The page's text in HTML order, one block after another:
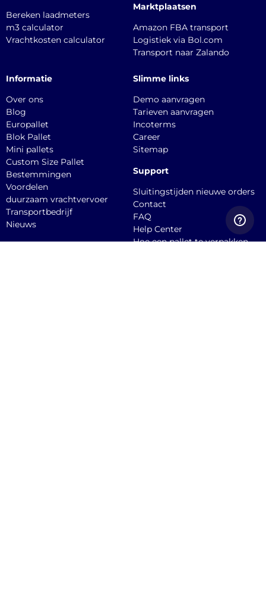
Bereken laadmeters
m3 calculator
Vrachtkosten calculator
Marktplaatsen
Amazon FBA transport
Logistiek via Bol.com
Transport naar Zalando
Informatie
Over ons
Blog
Europallet
Blok Pallet
Mini pallets
Custom Size Pallet
Bestemmingen
Voordelen
duurzaam vrachtvervoer
Transportbedrijf
Nieuws
Slimme links
Demo aanvragen
Tarieven aanvragen
Incoterms
Career
Sitemap
Support
Sluitingstijden nieuwe orders
Contact
FAQ
Help Center
Hoe een pallet te verpakken